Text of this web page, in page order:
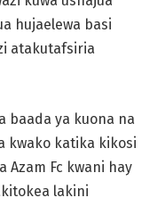
hujaelewa basi
atakutafsiria
baada ya kuona na
kwako katika kikosi
Azam Fc kwani hay
lakini